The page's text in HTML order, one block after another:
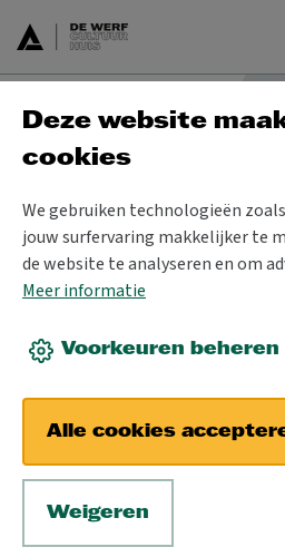
Programma
ZA 9 JAN 2027
Deze website
cookies
We gebruiken technologieën
jouw surfervaring makkelijker te
de website te analyseren en om
Meer informatie
Voorkeuren beheren
Alle cookies
Weigeren